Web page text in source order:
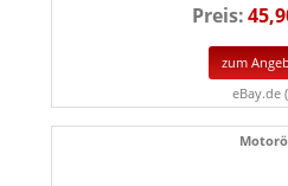
Preis:
zum
eBay.de